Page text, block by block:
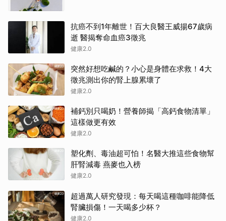
抗癌不到1年離世！百大良醫王威揚67歲病
逝 醫揭奪命血癌3徵兆
健康2.0
突然好想吃鹹的？小心是身體在求救！4大
徵兆測出你的腎上腺累壞了
健康2.0
補鈣別只喝奶！營養師揭「高鈣食物清單」
這樣做更有效
健康2.0
塑化劑、毒油超可怕！名醫大推這些食物幫
肝腎減毒 燕麥也入榜
健康2.0
超過萬人研究發現：每天喝這種咖啡能降低
腎臟損傷！一天喝多少杯？
健康2.0